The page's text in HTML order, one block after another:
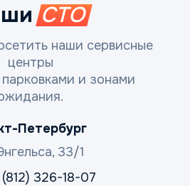
СТО
наши сервисные
центры
и зонами
Петербург
33/1
(812) 326-18-07